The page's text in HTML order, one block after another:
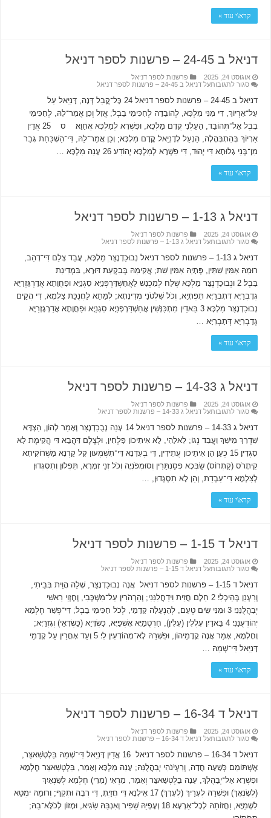
קרא\י עוד »
דניאל ב 24-45 – פרשנות לספר דניאל
אוגוסט 24, 2025
פרשנות לספר דניאל
סגור לתגובותעל דניאל ב 24-45 – פרשנות לספר דניאל
דניאל ב 24-45 – פרשנות לספר דניאל 24 כָּל־קֳבֵל דְּנָה, דָּנִיֵּאל עַל
עַל־אַרְיוֹךְ, דִּי מַנִּי מַלְכָּא, לְהוֹבָדָה לְחַכִּימֵי בָבֶל; אֲזַל וְכֵן אֲמַר־לֵהּ, לְחַכִּימֵי
בָבֶל אַל־תְּהוֹבֵד, הַעֵלְנִי קֳדָם מַלְכָּא, וּפִשְׁרָא לְמַלְכָּא אֲחַוֵּא׃ ס 25 אֱדַיִן
אַרְיוֹךְ בְּהִתְבְּהָלָה, הַנְעֵל לְדָנִיֵּאל קֳדָם מַלְכָּא; וְכֵן אֲמַר־לֵהּ, דִּי־הַשְׁכַּחַת גְּבַר
מִן־בְּנֵי גָלוּתָא דִּי יְהוּד, דִּי פִשְׁרָא לְמַלְכָּא יְהוֹדַע׃ 26 עָנֵה מַלְכָּא …
קרא\י עוד »
דניאל ג 1-13 – פרשנות לספר דניאל
אוגוסט 24, 2025
פרשנות לספר דניאל
סגור לתגובותעל דניאל ג 1-13 – פרשנות לספר דניאל
דניאל ג 1-13 – פרשנות לספר דניאל נְבוּכַדְנֶצַּר מַלְכָּא, עֲבַד צְלֵם דִּי־דְהַב,
רוּמֵהּ אַמִּין שִׁתִּין, פְּתָיֵהּ אַמִּין שִׁת; אֲקִימֵהּ בְּבִקְעַת דּוּרָא, בִּמְדִינַת
בָּבֶל׃ 2 וּנְבוּכַדְנֶצַּר מַלְכָּא שְׁלַח לְמִכְנַשׁ לַאֲחַשְׁדַּרְפְּנַיָּא סִגְנַיָּא וּפַחֲוָתָא אֲדַרְגָּזְרַיָּא
גְדָבְרַיָּא דְּתָבְרַיָּא תִּפְתָּיֵא, וְכֹל שִׁלְטֹנֵי מְדִינָתָא; לְמֵתֵא לַחֲנֻכַּת צַלְמָא, דִּי הֲקֵים
נְבוּכַדְנֶצַּר מַלְכָּא׃ 3 בֵּאדַיִן מִתְכַּנְּשִׁין אֲחַשְׁדַּרְפְּנַיָּא סִגְנַיָּא וּפַחֲוָתָא אֲדַרְגָּזְרַיָּא
גְדָבְרַיָּא דְּתָבְרַיָּא …
קרא\י עוד »
דניאל ג 14-33 – פרשנות לספר דניאל
אוגוסט 24, 2025
פרשנות לספר דניאל
סגור לתגובותעל דניאל ג 14-33 – פרשנות לספר דניאל
דניאל ג 14-33 – פרשנות לספר דניאל 14 עָנֵה נְבֻכַדְנֶצַּר וְאָמַר לְהוֹן, הַצְדָּא
שַׁדְרַךְ מֵישַׁךְ וַעֲבֵד נְגוֹ; לֵאלָהַי, לָא אִיתֵיכוֹן פָּלְחִין, וּלְצֶלֶם דַּהֲבָא דִּי הֲקֵימֶת לָא
סָגְדִין׃ 15 כְּעַן הֵן אִיתֵיכוֹן עֲתִידִין, דִּי בְעִדָּנָא דִּי־תִשְׁמְעוּן קָל קַרְנָא מַשְׁרוֹקִיתָא
קִיתָרֹס (קַתְרוֹס) שַׂבְּכָא פְּסַנְתֵּרִין וְסוּמְפֹּנְיָה וְכֹל זְנֵי זְמָרָא, תִּפְּלוּן וְתִסְגְּדוּן
לְצַלְמָא דִי־עַבְדֵת, וְהֵן לָא תִסְגְּדוּן, …
קרא\י עוד »
דניאל ד 1-15 – פרשנות לספר דניאל
אוגוסט 24, 2025
פרשנות לספר דניאל
סגור לתגובותעל דניאל ד 1-15 – פרשנות לספר דניאל
דניאל ד 1-15 – פרשנות לספר דניאל אֲנָה נְבוּכַדְנֶצַּר, שְׁלֵה הֲוֵית בְּבֵיתִי,
וְרַעְנַן בְּהֵיכְלִי׃ 2 חֵלֶם חֲזֵית וִידַחֲלִנַּנִי; וְהַרְהֹרִין עַל־מִשְׁכְּבִי, וְחֶזְוֵי רֵאשִׁי
יְבַהֲלֻנַּנִי׃ 3 וּמִנִּי שִׂים טְעֵם, לְהַנְעָלָה קָדָמַי, לְכֹל חַכִּימֵי בָבֶל; דִּי־פְשַׁר חֶלְמָא
יְהוֹדְעֻנַּנִי׃ 4 בֵּאדַיִן עָלֲלִין (עָלִּין), חַרְטֻמַיָּא אָשְׁפַיָּא, כַּשְׂדָּיֵא (כַּשְׂדָּאֵי) וְגָזְרַיָּא;
וְחֶלְמָא, אָמַר אֲנָה קֳדָמֵיהוֹן, וּפִשְׁרֵהּ לָא־מְהוֹדְעִין לִי׃ 5 וְעַד אָחֳרֵין עַל קָדָמַי
דָּנִיֵּאל דִּי־שְׁמֵהּ …
קרא\י עוד »
דניאל ד 16-34 – פרשנות לספר דניאל
אוגוסט 24, 2025
פרשנות לספר דניאל
סגור לתגובותעל דניאל ד 16-34 – פרשנות לספר דניאל
דניאל ד 16-34 – פרשנות לספר דניאל 16 אֱדַיִן דָּנִיֵּאל דִּי־שְׁמֵהּ בֵּלְטְשַׁאצַּר,
אֶשְׁתּוֹמַם כְּשָׁעָה חֲדָה, וְרַעְיֹנֹהִי יְבַהֲלֻנֵּהּ; עָנֵה מַלְכָּא וְאָמַר, בֵּלְטְשַׁאצַּר חֶלְמָא
וּפִשְׁרֵא אַל־יְבַהֲלָךְ, עָנֵה בֵלְטְשַׁאצַּר וְאָמַר, מָרְאִי (מָרִי) חֶלְמָא לְשָׂנְאַיִךְ
(לְשָׂנְאָךְ) וּפִשְׁרֵהּ לְעָרַיִךְ (לְעָרָךְ)׃ 17 אִילָנָא דִּי חֲזַיְתָ, דִּי רְבָה וּתְקִף; וְרוּמֵהּ יִמְטֵא
לִשְׁמַיָּא, וַחֲזוֹתֵהּ לְכָל־אַרְעָא׃ 18 וְעָפְיֵהּ שַׁפִּיר וְאִנְבֵּהּ שַׂגִּיא, וּמָזוֹן לְכֹלָּא־בֵהּ;